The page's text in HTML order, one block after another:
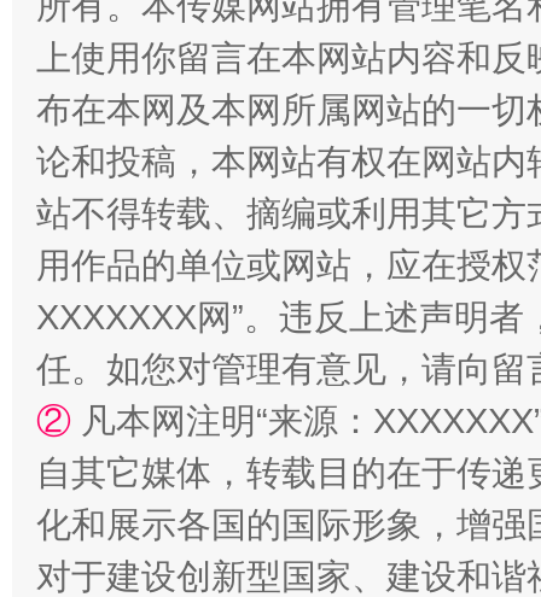
国家大学科技园优化重塑工作
扯下公款旅游的“隐身衣” 如何以
上使用你留言在本网站内容和
布在本网及本网所属网站的一
论和投稿，本网站有权在网站
站不得转载、摘编或利用其它
用作品的单位或网站，应在授
XXXXXXX网”。违反上述声明
任。如您对管理有意见，请向
② 凡本网注明“来源：
自其它媒体，转载目的在于传
化和展示各国的国际形象，增
对于建设创新型国家、建设和